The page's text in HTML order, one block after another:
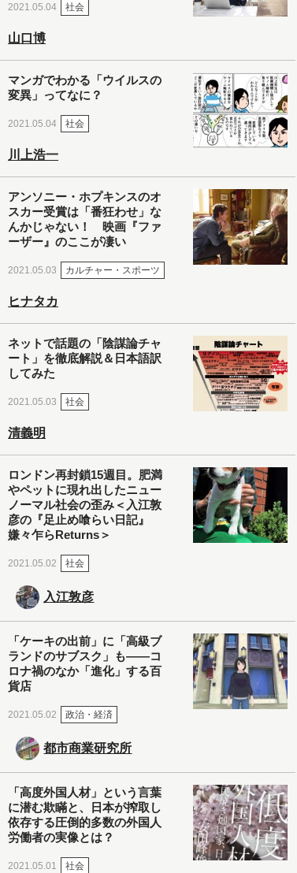
2021.05.04 社会
山口博
マンガでわかる「ウイルスの
変異」ってなに？
2021.05.04 社会
川上浩一
アンソニー・ホプキンスのオ
スカー受賞は「番狂わせ」な
んかじゃない！ 映画『ファ
ーザー』のここが凄い
2021.05.03 カルチャー・スポーツ
ヒナタカ
ネットで話題の「陰謀論チャ
ート」を徹底解説＆日本語訳
してみた
2021.05.03 社会
清義明
ロンドン再封鎖15週目。肥満
やペットに現れ出したニュー
ノーマル社会の歪み＜入江敦
彦の『足止め喰らい日記』
嫌々乍らReturns＞
2021.05.02 社会
入江敦彦
「ケーキの出前」に「高級ブ
ランドのサブスク」も――コ
ロナ禍のなか「進化」する百
貨店
2021.05.02 政治・経済
都市商業研究所
「高度外国人材」という言葉
に潜む欺瞞と、日本が搾取し
依存する圧倒的多数の外国人
労働者の実像とは？
2021.05.01 社会